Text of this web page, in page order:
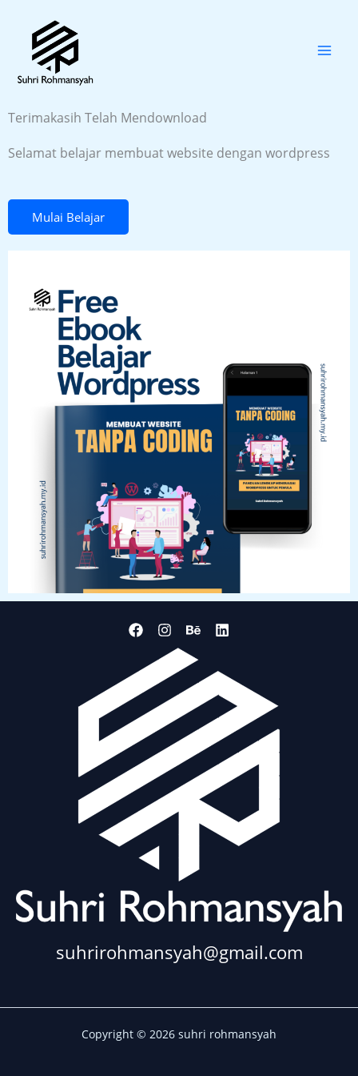
content
Terimakasih Telah Mendownload
Selamat belajar membuat website dengan wordpress
Mulai Belajar
suhrirohmansyah@gmail.com
Copyright © 2026 suhri rohmansyah